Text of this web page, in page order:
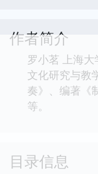
作者简介
罗小茗 上海
文化研究与教
奏》、编著《
等。
目录信息